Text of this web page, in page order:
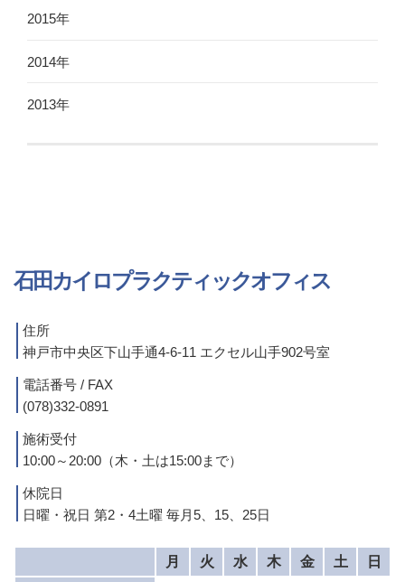
2015年
2014年
2013年
石田カイロプラクティックオフィス
住所
神戸市中央区下山手通4-6-11 エクセル山手902号室
電話番号 / FAX
(078)332-0891
施術受付
10:00～20:00（木・土は15:00まで）
休院日
日曜・祝日 第2・4土曜 毎月5、15、25日
月 火 水 木 金 土
日